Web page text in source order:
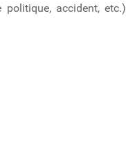
accident,